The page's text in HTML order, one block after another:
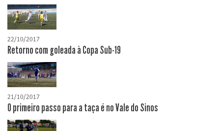
22/10/2017
Retorno com goleada à Copa Sub-19
21/10/2017
O primeiro passo para a taça é no Vale do Sinos